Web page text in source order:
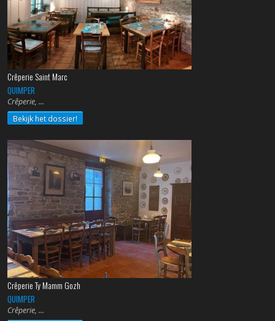
Crêperie Saint Marc
QUIMPER
Crêperie,
Bekijk het dossier!
Crêperie Ty Mamm Gozh
QUIMPER
Crêperie,